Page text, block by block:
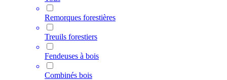
Remorques forestières
Treuils forestiers
Fendeuses à bois
Combinés bois